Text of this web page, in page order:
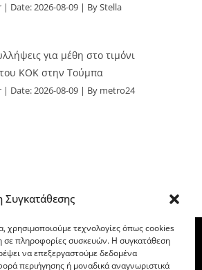
Συγκατάθεσης
χρησιμοποιούμε τεχνολογίες όπως cookies
πληροφορίες συσκευών. Η συγκατάθεση
να επεξεργαστούμε δεδομένα
περιήγησης ή μοναδικά αναγνωριστικά
Date: 2026-08-09
By Stella
για μέθη στο τιμόνι
ΚΟΚ στην Τούμπα
Date: 2026-08-09 By metro24